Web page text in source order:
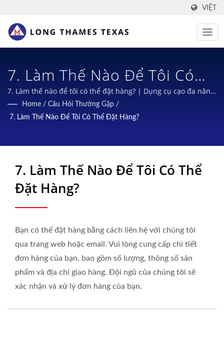
VIỆT
7. Làm Thế Nào Để Tôi Có
Thể Đặt Hàng? | Nắp Đậy An
Toàn Và Bền Vững Cho Chai
7. Làm thế nào để tôi có thể đặt hàng? | Dụng cụ cạo đa năng
cho B2B
Home / Câu Hỏi Thường Gặp /
7. Làm Thế Nào Để Tôi Có Thể Đặt Hàng?
7. Làm Thế Nào Để Tôi Có Thể
Đặt Hàng?
Bạn có thể đặt hàng bằng cách liên hệ với chúng tôi
qua trang web hoặc email. Vui lòng cung cấp chi tiết
đơn hàng của bạn, bao gồm số lượng, thông số sản
phẩm và địa chỉ giao hàng. Đội ngũ của chúng tôi sẽ
xác nhận và xử lý đơn hàng của bạn.